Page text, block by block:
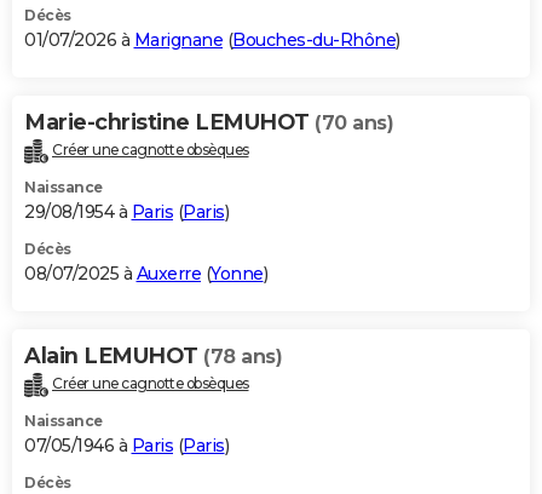
BONS PLANS
Carte de Noël
Carte Bonne année
Carte Saint-Valentin
Carte Pâques
Carte d'anniversaire
DICTIONNAIRE
Dictionnaire
Biographies
Citations
Expressions
Proverbes
PROGRAMME TV
S'inscrire
Se connecter
Lycées
Collèges
Primaires
Universités
Entreprises
Service militaire
Avis de recherche
AVIS DE DÉCÈS
Bricolage
Lifestyle
Culture
Sport
Auto
Television
Voyage
Cinema
Décès
01/07/2026 à Marignane (Bouches-du-Rhône)
Marie-christine LEMUHOT (70 ans)
Créer une cagnotte obsèques
Naissance
29/08/1954 à Paris (Paris)
Décès
08/07/2025 à Auxerre (Yonne)
Alain LEMUHOT (78 ans)
Créer une cagnotte obsèques
Naissance
07/05/1946 à Paris (Paris)
Décès